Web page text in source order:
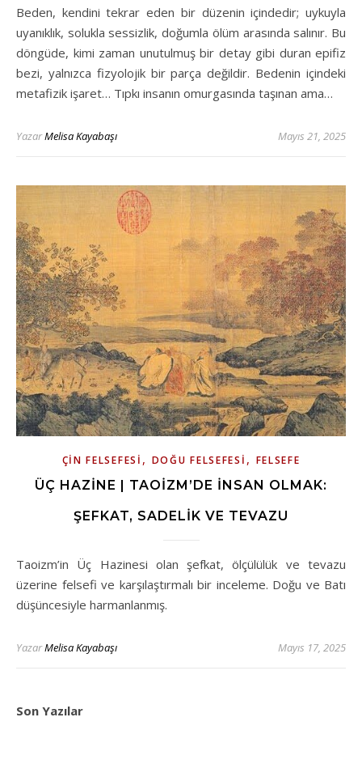
Beden, kendini tekrar eden bir düzenin içindedir; uykuyla
uyanıklık, solukla sessizlik, doğumla ölüm arasında salınır. Bu
döngüde, kimi zaman unutulmuş bir detay gibi duran epifiz
bezi, yalnızca fizyolojik bir parça değildir. Bedenin içindeki
metafizik işaret… Tıpkı insanın omurgasında taşınan ama…
YazarMelisa Kayabaşı Mayıs 21, 2025
ÇIN FELSEFESI , DOĞU FELSEFESI , FELSEFE
ÜÇ HAZINE | TAOIZM’DE İNSAN OLMAK:
ŞEFKAT, SADELIK VE TEVAZU
Taoizm’in Üç Hazinesi olan şefkat, ölçülülük ve tevazu
üzerine felsefi ve karşılaştırmalı bir inceleme. Doğu ve Batı
düşüncesiyle harmanlanmış.
YazarMelisa Kayabaşı Mayıs 17, 2025
Son Yazılar